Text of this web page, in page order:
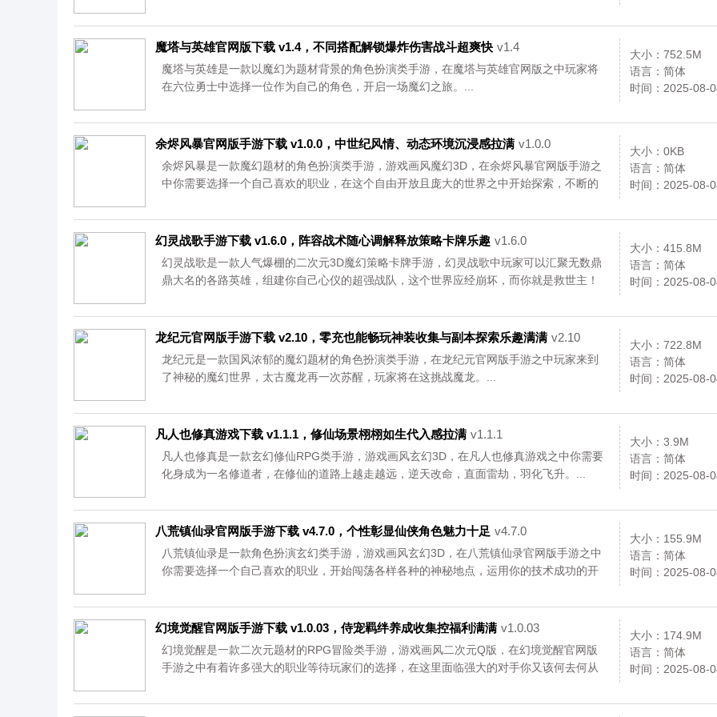
大小：752.5M
语言：简体
时间：2025-08-
魔塔与英雄官网版下载 v1.4，不同搭配解锁爆炸伤害战斗超爽快 v1.4
魔塔与英雄是一款以魔幻为题材背景的角色扮演类手游，在魔塔与英雄官网版之中玩家将
在六位勇士中选择一位作为自己的角色，开启一场魔幻之旅。...
大小：0KB
语言：简体
时间：2025-08-
余烬风暴官网版手游下载 v1.0.0，中世纪风情、动态环境沉浸感拉满 v1.0.0
余烬风暴是一款魔幻题材的角色扮演类手游，游戏画风魔幻3D，在余烬风暴官网版手游之
中你需要选择一个自己喜欢的职业，在这个自由开放且庞大的世界之中开始探索，不断的
大小：415.8M
语言：简体
时间：2025-08-
幻灵战歌手游下载 v1.6.0，阵容战术随心调解释放策略卡牌乐趣 v1.6.0
幻灵战歌是一款人气爆棚的二次元3D魔幻策略卡牌手游，幻灵战歌中玩家可以汇聚无数鼎
鼎大名的各路英雄，组建你自己心仪的超强战队，这个世界应经崩坏，而你就是救世主！
大小：722.8M
语言：简体
时间：2025-08-
龙纪元官网版手游下载 v2.10，零充也能畅玩神装收集与副本探索乐趣满满 v2.10
龙纪元是一款国风浓郁的魔幻题材的角色扮演类手游，在龙纪元官网版手游之中玩家来到
了神秘的魔幻世界，太古魔龙再一次苏醒，玩家将在这挑战魔龙。...
大小：3.9M
语言：简体
时间：2025-08-
凡人也修真游戏下载 v1.1.1，修仙场景栩栩如生代入感拉满 v1.1.1
凡人也修真是一款玄幻修仙RPG类手游，游戏画风玄幻3D，在凡人也修真游戏之中你需要
化身成为一名修道者，在修仙的道路上越走越远，逆天改命，直面雷劫，羽化飞升。...
大小：155.9M
语言：简体
时间：2025-08-
八荒镇仙录官网版手游下载 v4.7.0，个性彰显仙侠角色魅力十足 v4.7.0
八荒镇仙录是一款角色扮演玄幻类手游，游戏画风玄幻3D，在八荒镇仙录官网版手游之中
你需要选择一个自己喜欢的职业，开始闯荡各样各种的神秘地点，运用你的技术成功的开
大小：174.9M
语言：简体
时间：2025-08-
幻境觉醒官网版手游下载 v1.0.03，侍宠羁绊养成收集控福利满满 v1.0.03
幻境觉醒是一款二次元题材的RPG冒险类手游，游戏画风二次元Q版，在幻境觉醒官网版
手游之中有着许多强大的职业等待玩家们的选择，在这里面临强大的对手你又该何去何从